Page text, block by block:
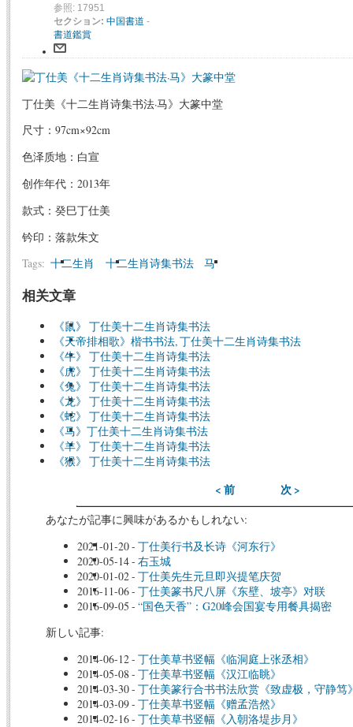
参照: 17951
セクション: 中国書道 -
書道鑑賞
丁仕美《十二生肖诗集书法·马》大篆中堂
尺寸：97cm×92cm
色泽质地：白宣
创作年代：2013年
款式：癸巳丁仕美
钤印：落款朱文
Tags: 十二生肖 十二生肖诗集书法 马
相关文章
《鼠》 丁仕美十二生肖诗集书法
《天帝排相歌》楷书书法, 丁仕美十二生肖诗集书法
《牛》 丁仕美十二生肖诗集书法
《虎》 丁仕美十二生肖诗集书法
《兔》 丁仕美十二生肖诗集书法
《龙》 丁仕美十二生肖诗集书法
《蛇》 丁仕美十二生肖诗集书法
《马》丁仕美十二生肖诗集书法
《羊》 丁仕美十二生肖诗集书法
《猴》 丁仕美十二生肖诗集书法
< 前 次 >
あなたが記事に興味があるかもしれない:
2021-01-20- 丁仕美行书及长诗《河东行》
2020-05-14- 右玉城
2020-01-02- 丁仕美先生元旦即兴提笔庆贺
2016-11-06- 丁仕美篆书尺八屏《东壁、坡亭》对联
2016-09-05 - “国色天香”：G20峰会国宴专用餐具揭密
新しい記事:
2014-06-12- 丁仕美草书竖幅《临洞庭上张丞相》
2014-05-08 - 丁仕美草书竖幅《汉江临眺》
2014-03-30- 丁仕美篆行合书书法欣赏《致虚极，守静笃
2014-03-09- 丁仕美草书竖幅《赠孟浩然》
2014-02-16- 丁仕美草书竖幅《入朝洛堤步月》